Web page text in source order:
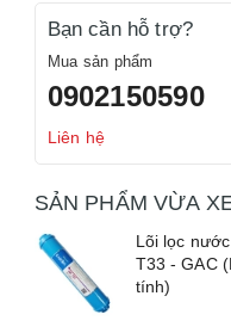
Bạn cần hỗ trợ?
Mua sản phẩm
0902150590
Liên hệ
SẢN PHẨM VỪA
Lõi lọc
T33 - GAC
tính)